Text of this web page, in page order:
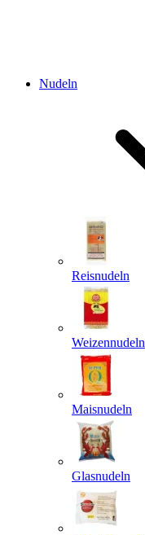
Nudeln
Reisnudeln
Weizennudeln
Maisnudeln
Glasnudeln